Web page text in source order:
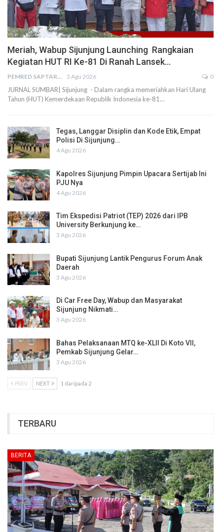
Meriah, Wabup Sijunjung Launching Rangkaian
Kegiatan HUT RI Ke-81 Di Ranah Lansek…
PEMRED SAPTARIUS 3 Agu 2026 0
JURNAL SUMBAR| Sijunjung - Dalam rangka memeriahkan Hari Ulang
Tahun (HUT) Kemerdekaan Republik Indonesia ke-81…
Tegas, Langgar Disiplin dan Kode Etik, Empat
Polisi Di Sijunjung…
4 Agu 2026
Kapolres Sijunjung Pimpin Upacara Sertijab Ini
PJU Nya
4 Agu 2026
Tim Ekspedisi Patriot (TEP) 2026 dari IPB
University Berkunjung ke…
3 Agu 2026
Bupati Sijunjung Lantik Pengurus Forum Anak
Daerah
3 Agu 2026
Di Car Free Day, Wabup dan Masyarakat
Sijunjung Nikmati…
3 Agu 2026
Bahas Pelaksanaan MTQ ke-XLII Di Koto VII,
Pemkab Sijunjung Gelar…
3 Agu 2026
PREV NEXT 1 daripada 2
TERBARU
BERITA